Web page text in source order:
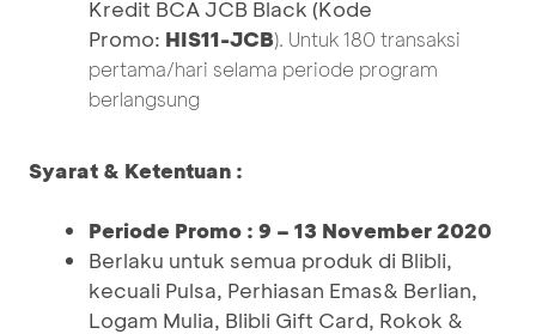
Kredit BCA JCB Black (Kode
Promo: HIS11-JCB). Untuk 180 transaksi
pertama/hari selama periode program
berlangsung
Syarat & Ketentuan :
Periode Promo : 9 – 13 November 2020
Berlaku untuk semua produk di Blibli,
kecuali Pulsa, Perhiasan Emas& Berlian,
Logam Mulia, Blibli Gift Card, Rokok &